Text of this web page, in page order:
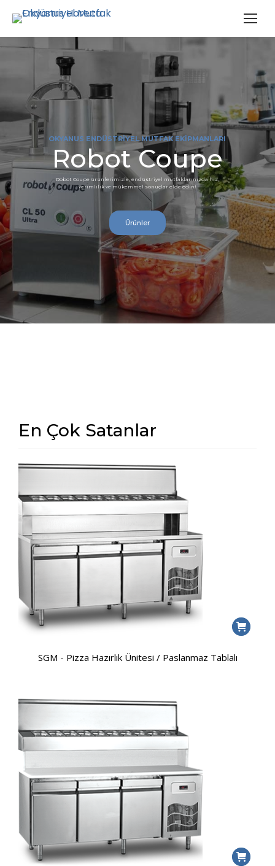
OKYANUS ENDÜSTRİYEL MUTFAK EKİPMANLARI
Robot Coupe
Robot Coupe ürünlerimizle, endüstriyel mutfaklarınızda hız,
verimlilik ve mükemmel sonuçlar elde edin!
Ürünler
En Çok Satanlar
SGM - Pizza Hazırlık Ünitesi / Paslanmaz Tablalı